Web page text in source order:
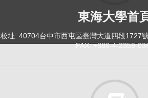
日間學士班-暑修 1-4東海大學首
校址: 40704台中市西屯區臺灣大道四段1727
FAX: +886-4-2359-